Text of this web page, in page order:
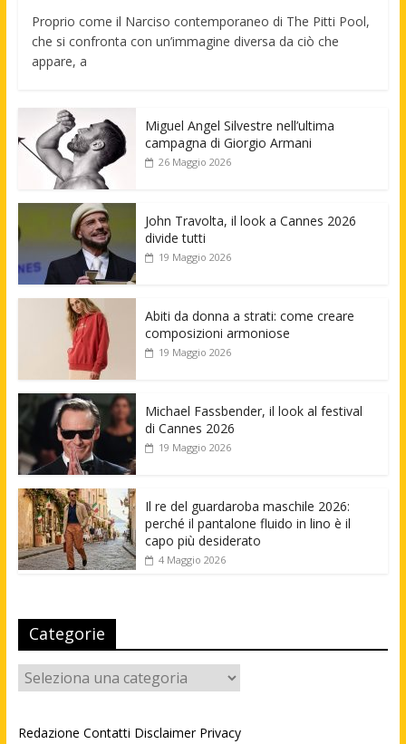
Proprio come il Narciso contemporaneo di The Pitti Pool,
che si confronta con un’immagine diversa da ciò che
appare, a
Miguel Angel Silvestre nell’ultima
campagna di Giorgio Armani
26 Maggio 2026
John Travolta, il look a Cannes 2026
divide tutti
19 Maggio 2026
Abiti da donna a strati: come creare
composizioni armoniose
19 Maggio 2026
Michael Fassbender, il look al festival
di Cannes 2026
19 Maggio 2026
Il re del guardaroba maschile 2026:
perché il pantalone fluido in lino è il
capo più desiderato
4 Maggio 2026
Categorie
Categorie
Redazione Contatti Disclaimer Privacy